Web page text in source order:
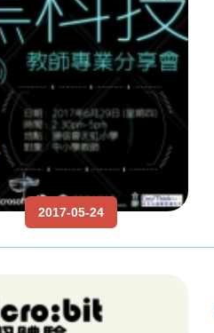
2017-05-24